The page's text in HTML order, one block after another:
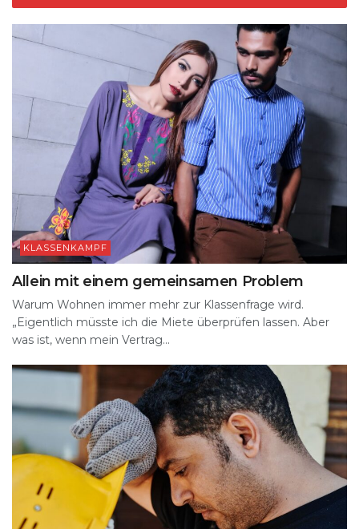
KLASSENKAMPF
Allein mit einem gemeinsamen Problem
Warum Wohnen immer mehr zur Klassenfrage wird.
„Eigentlich müsste ich die Miete überprüfen lassen. Aber
was ist, wenn mein Vertrag...